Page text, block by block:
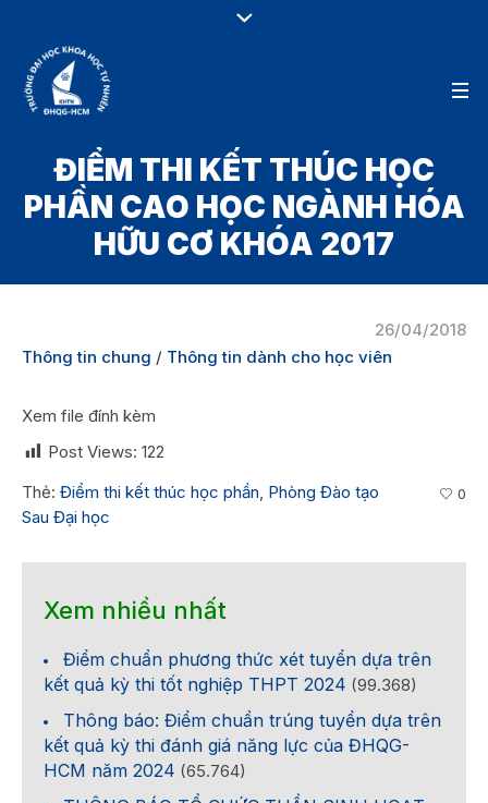
ĐIỂM THI KẾT THÚC HỌC
PHẦN CAO HỌC NGÀNH HÓA
HỮU CƠ KHÓA 2017
26/04/2018
Thông tin chung / Thông tin dành cho học viên
Xem file đính kèm
Post Views: 122
Thẻ: Điểm thi kết thúc học phần, Phòng Đào tạo
Sau Đại học
0
Xem nhiều nhất
Điểm chuẩn phương thức xét tuyển dựa trên
kết quả kỳ thi tốt nghiệp THPT 2024 (99.368)
Thông báo: Điểm chuẩn trúng tuyển dựa trên
kết quả kỳ thi đánh giá năng lực của ĐHQG-
HCM năm 2024 (65.764)